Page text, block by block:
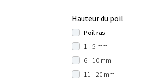
Hauteur du poil
Poil ras
1 - 5 mm
6 - 10 mm
11 - 20 mm